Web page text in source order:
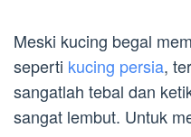
Meski kucing begal
seperti kucing persia,
sangatlah tebal dan
sangat lembut. Untuk